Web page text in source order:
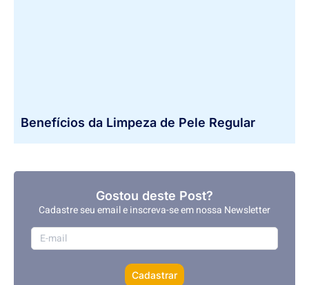
Benefícios da Limpeza de Pele Regular
Gostou deste Post?
Cadastre seu email e inscreva-se em nossa Newsletter
Cadastrar